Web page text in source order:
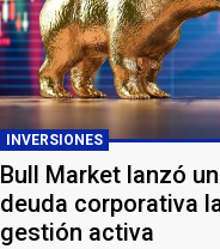
INVERSIONES
Bull Market lanzó
deuda corporativa
gestión activa